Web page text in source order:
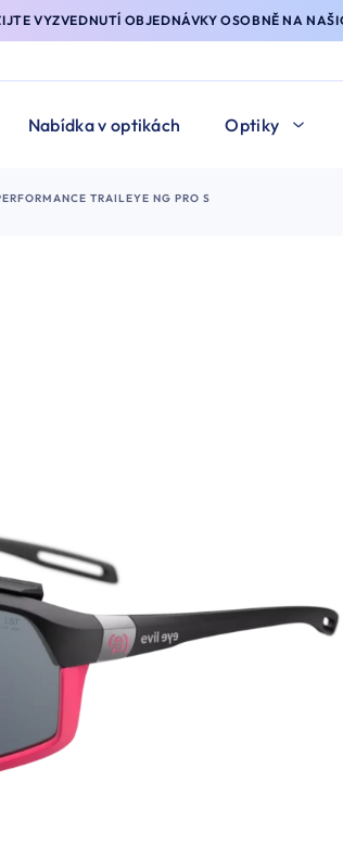
VYZVEDNUTÍ OBJEDNÁVKY OSOBNĚ NA
Nabídka v optikách Optiky
TRAILEYE NG PRO S